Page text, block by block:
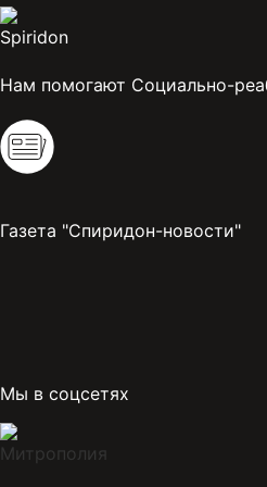
Нам помогают Социально-
Газета "Спиридон-новости"
Мы в соцсетях